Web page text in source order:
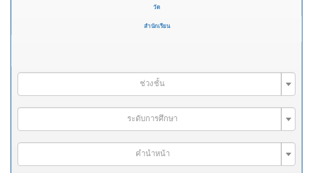
วัด
สำนักเรียน
ช่วงชั้น
ระดับการศึกษา
คำนำหน้า